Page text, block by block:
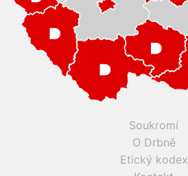
Soukromí
O Drbně
Etický kodex